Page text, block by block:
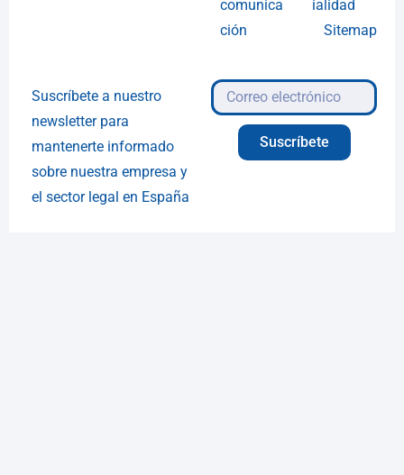
comunica
ción
ialidad
Sitemap
Suscríbete a nuestro
newsletter para
mantenerte informado
sobre nuestra empresa y
el sector legal en España
Suscríbete